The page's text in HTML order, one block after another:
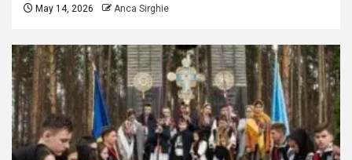
May 14, 2026 Anca Sirghie